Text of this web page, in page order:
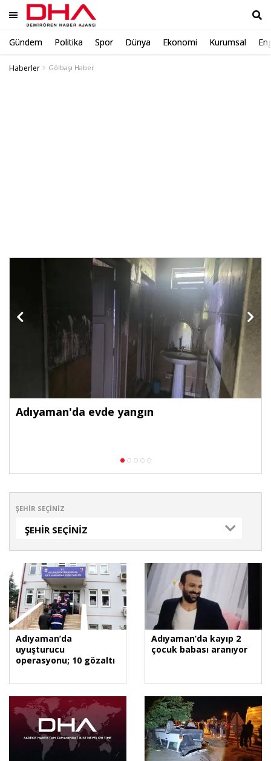
Gündem Politika Spor Dünya Ekonomi Kurumsal
Haberler
Gölbaşı Haber
Adıyaman'da evde yangın
ŞEHIR SEÇINIZ
ŞEHIR SEÇINIZ
Adıyaman’da
uyuşturucu
operasyonu; 10 gözaltı
Adıyaman’da kayıp 2
çocuk babası aranıyor